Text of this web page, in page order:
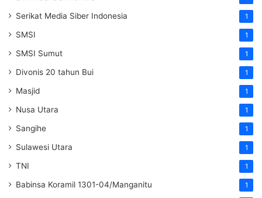
Serikat Media Siber Indonesia 1
SMSI 1
SMSI Sumut 1
Divonis 20 tahun Bui 1
Masjid 1
Nusa Utara 1
Sangihe 1
Sulawesi Utara 1
TNI 1
Babinsa Koramil 1301-04/Manganitu 1